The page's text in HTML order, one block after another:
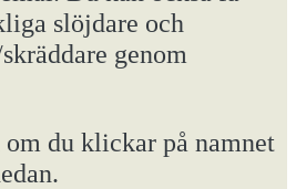
slöjdare och
genom
du klickar på namnet